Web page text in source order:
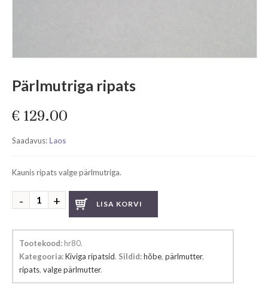
Pärlmutriga ripats
€ 129.00
Saadavus: Laos
Kaunis ripats valge pärlmutriga.
Pärlmutriga
ripats
LISA KORVI
Tootekood: hr80.
Kategooria:Kiviga ripatsid. Sildid:hõbe, pärlmutter,
ripats, valge pärlmutter.